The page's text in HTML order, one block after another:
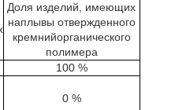
Доля изделий, имеющих
наплывы отвержденного
кремнийорганического
полимера
100 %
0 %